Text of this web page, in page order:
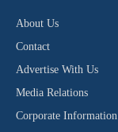
About Us
Contact
Advertise With Us
Media Relations
Corporate Information